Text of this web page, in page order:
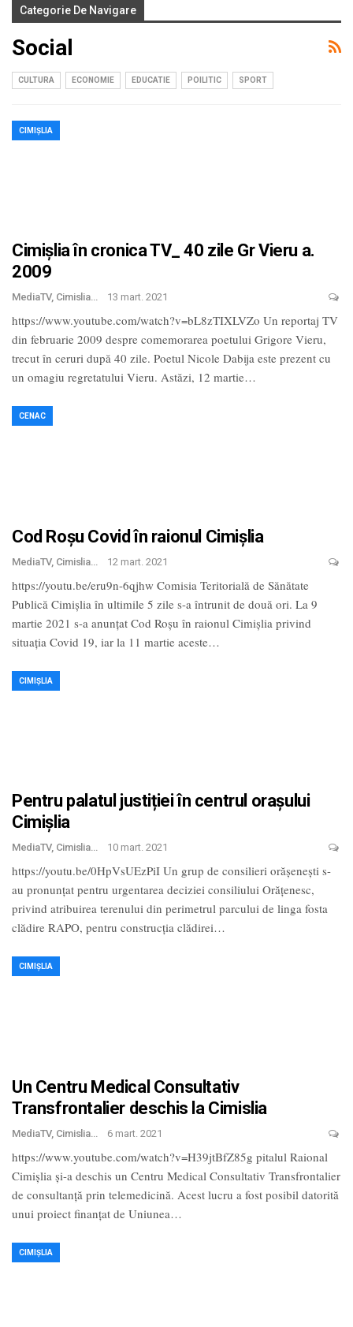
Categorie De Navigare
Social
CULTURA ECONOMIE EDUCATIE POILITIC SPORT
CIMIȘLIA
Cimișlia în cronica TV_ 40 zile Gr Vieru a.
2009
MediaTV, Cimislia 13 mart. 2021
https://www.youtube.com/watch?v=bL8zTIXLVZo Un reportaj TV
din februarie 2009 despre comemorarea poetului Grigore Vieru,
trecut în ceruri după 40 zile. Poetul Nicole Dabija este prezent cu
un omagiu regretatului Vieru. Astăzi, 12 martie…
CENAC
Cod Roșu Covid în raionul Cimișlia
MediaTV, Cimislia 12 mart. 2021
https://youtu.be/eru9n-6qjhw Comisia Teritorială de Sănătate
Publică Cimișlia în ultimile 5 zile s-a întrunit de două ori. La 9
martie 2021 s-a anunțat Cod Roșu în raionul Cimișlia privind
situația Covid 19, iar la 11 martie aceste…
CIMIȘLIA
Pentru palatul justiției în centrul orașului
Cimișlia
MediaTV, Cimislia 10 mart. 2021
https://youtu.be/0HpVsUEzPiI Un grup de consilieri orășenești s-
au pronunțat pentru urgentarea deciziei consiliului Orățenesc,
privind atribuirea terenului din perimetrul parcului de linga fosta
clădire RAPO, pentru construcția clădirei…
CIMIȘLIA
Un Centru Medical Consultativ
Transfrontalier deschis la Cimislia
MediaTV, Cimislia 6 mart. 2021
https://www.youtube.com/watch?v=H39jtBfZ85g pitalul Raional
Cimișlia și-a deschis un Centru Medical Consultativ Transfrontalier
de consultanță prin telemedicină. Acest lucru a fost posibil datorită
unui proiect finanțat de Uniunea…
CIMIȘLIA